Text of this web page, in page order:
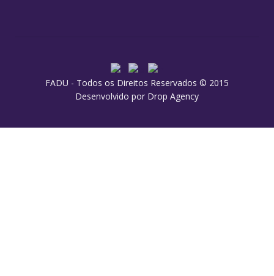
FADU - Todos os Direitos Reservados © 2015
Desenvolvido por Drop Agency